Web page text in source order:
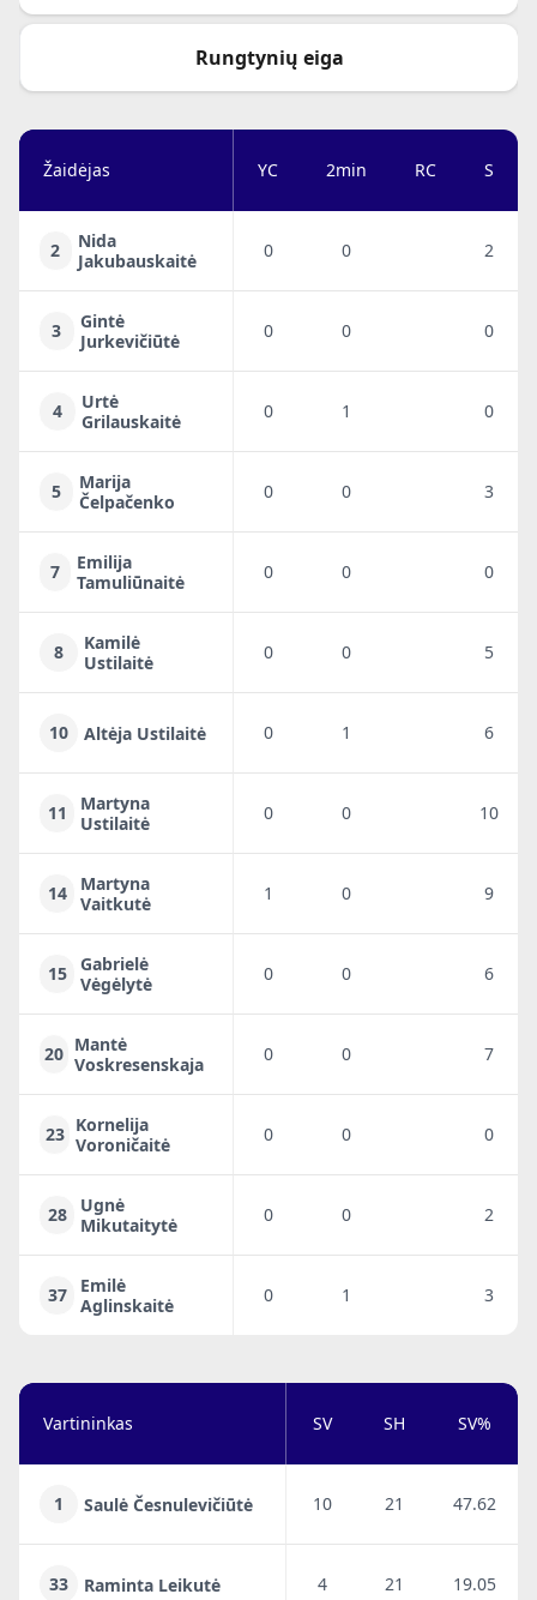
Rungtynių eiga
Žaidėjas YC 2min RC S
2
Nida
Jakubauskaitė
0 0 2
3
Gintė
Jurkevičiūtė
0 0 0
4
Urtė
Grilauskaitė
0 1 0
5
Marija
Čelpačenko
0 0 3
7
Emilija
Tamuliūnaitė
0 0 0
8
Kamilė
Ustilaitė
0 0 5
10 Altėja Ustilaitė 0 1 6
11
Martyna
Ustilaitė
0 0 10
14
Martyna
Vaitkutė
1 0 9
15
Gabrielė
Vėgėlytė
0 0 6
20 Mantė
Voskresenskaja
0 0 7
23 Kornelija
Voroničaitė
0 0 0
28
Ugnė
Mikutaitytė
0 0 2
37
Emilė
Aglinskaitė
0 1 3
Vartininkas SV SH SV%
1 Saulė Česnulevičiūtė 10 21 47.62
33 Raminta Leikutė 4 21 19.05